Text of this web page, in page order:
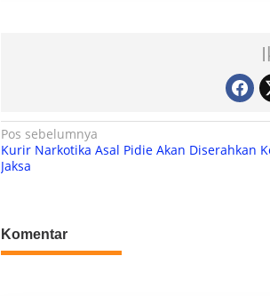
N
a
g
a
Pos sebelumnya
Kurir Narkotika Asal Pidie Akan Diserahkan
Jaksa
Komentar